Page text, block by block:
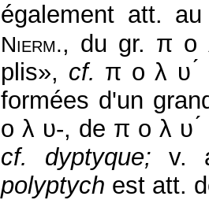
également att.
Nierm., du gr. π ο
plis», cf. π ο λ υ
formées d'un
ο λ υ-, de π ο λ υ
cf. dyptyque; v.
polyptych est att.